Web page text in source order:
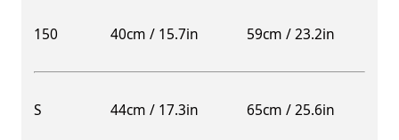
150 40cm / 15.7in 59cm / 23.2in
S 44cm / 17.3in 65cm / 25.6in